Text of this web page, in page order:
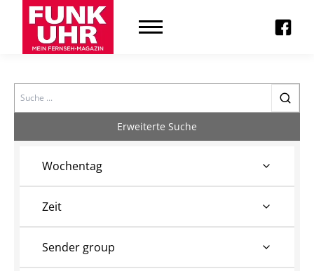
Search
Erweiterte Suche
Wochentag
Zeit
Sender group